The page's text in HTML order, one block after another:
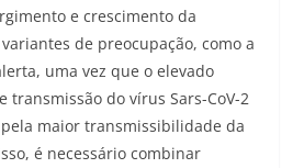
e crescimento da
de preocupação, como a
uma vez que o elevado
transmissão do vírus Sars-CoV-2
maior transmissibilidade da
é necessário combinar